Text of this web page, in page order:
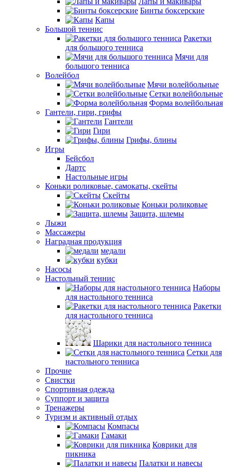
Бинты боксерские
Капы
Большой теннис
Ракетки
для большого тенниса
Мячи для
большого тенниса
Волейбол
Мячи волейбольные
Сетки волейбольные
Форма волейбольная
Гантели, гири, грифы
Гантели
Гири
Грифы, блины
Игры
Бейсбол
Дартс
Настольные игры
Коньки роликовые, самокаты, скейты
Скейты
Коньки роликовые
Защита, шлемы
Лыжи
Массажеры
Наградная продукция
медали
кубки
Насосы
Настольный теннис
Наборы
для настольного тенниса
Ракетки
для настольного тенниса
Шарики для настольного тенниса
Сетки для
настольного тенниса
Прочие
Свистки
Спортивная одежда
Суппорт и защита
Тренажеры
Туризм и активный отдых
Компасы
Гамаки
Коврики для
пикника
Палатки и навесы